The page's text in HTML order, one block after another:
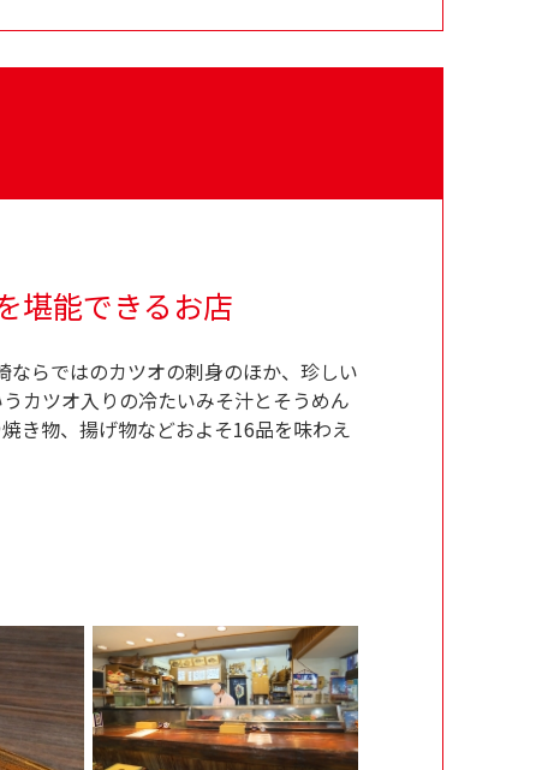
堪能できるお店
らではのカツオの刺身のほか、珍しい
カツオ入りの冷たいみそ汁とそうめん
き物、揚げ物などおよそ16品を味わえ